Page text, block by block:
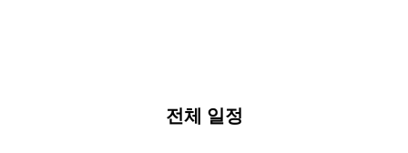
전체 일정